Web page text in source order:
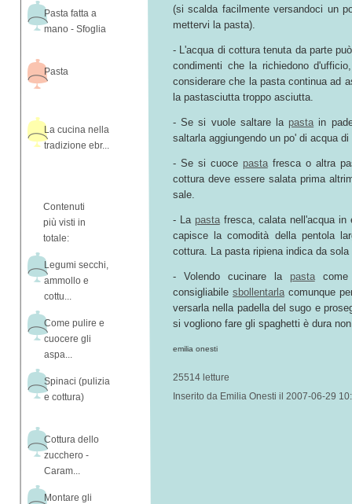
Pasta fatta a
mano - Sfoglia
Pasta
La cucina nella
tradizione ebr...
Contenuti
più visti in
totale:
Legumi secchi,
ammollo e
cottu...
Come pulire e
cuocere gli
aspa...
Spinaci (pulizia
e cottura)
Cottura dello
zucchero -
Caram...
Montare gli
(si scalda facilmente versandoci un
mettervi la pasta).
- L'acqua di cottura tenuta da parte
condimenti che la richiedono
considerare che la pasta continua ad
la pastasciutta troppo asciutta.
- Se si vuole saltare la pastain
saltarla aggiungendo un po' di acqua
- Se si cuoce pastafresca o altra
cottura deve essere salata prima
sale.
- La pastafresca, calata nell'acqua in
capisce la comodità della pentola
cottura. La pasta ripiena indica da
- Volendo cucinare la pasta
consigliabile sbollentarlacomunque
versarla nella padella del sugo e
si vogliono fare gli spaghetti è dura
emilia onesti
25514 letture
Inserito da Emilia Onesti il 2007-06-29